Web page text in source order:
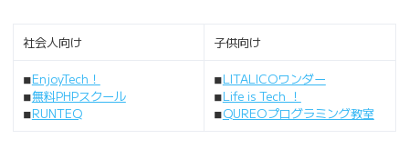
社会人向け 子供向け
◾︎EnjoyTech！
◾︎無料PHPスクール
◾︎RUNTEQ
◾︎LITALICOワンダー
◾︎Life is Tech ！
◾︎QUREOプログラミング教室